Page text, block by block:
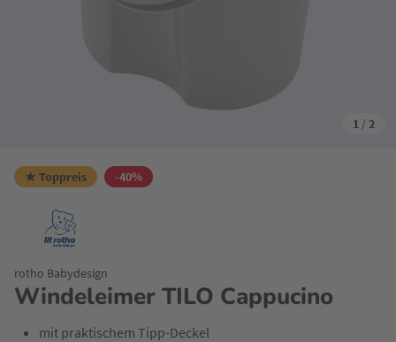
1 / 2
★ Toppreis -40%
Windeleimer TILO Cappucino
rotho Babydesign
mit praktischem Tipp-Deckel